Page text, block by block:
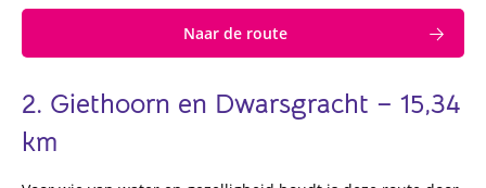
Naar de route
2. Giethoorn en Dwarsgracht – 15,34
km